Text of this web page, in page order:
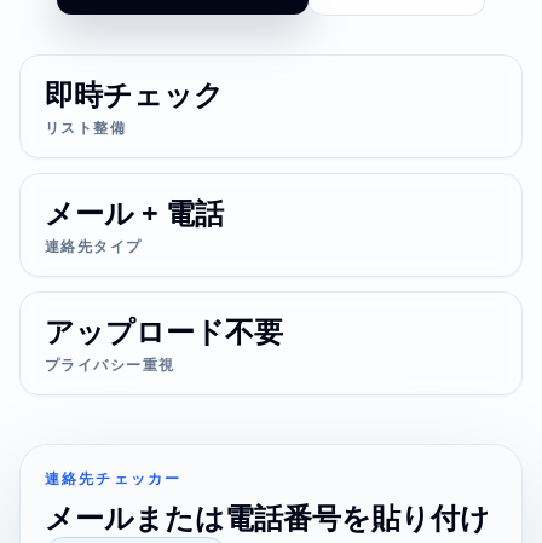
即時チェック
リスト整備
メール + 電話
連絡先タイプ
アップロード不要
プライバシー重視
連絡先チェッカー
メールまたは電話番号を貼り付け